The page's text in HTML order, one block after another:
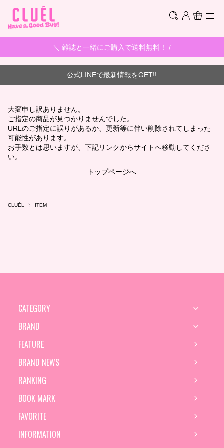
＼ 雑誌と一緒にご購入で送料無料！ /
公式LINEで最新情報をGET!!
大変申し訳ありません。
ご指定の商品が見つかりませんでした。
URLのご指定に誤りがあるか、更新等に伴い削除されてしまった
可能性があります。
お手数とは思いますが、下記リンクからサイトへ移動してくださ
い。
トップページへ
CLUÉL ITEM
CATEGORY
BRAND
FEATURE
BRAND NEWS
RANKING
BOOK MARK
FAVORITE
INFORMATION